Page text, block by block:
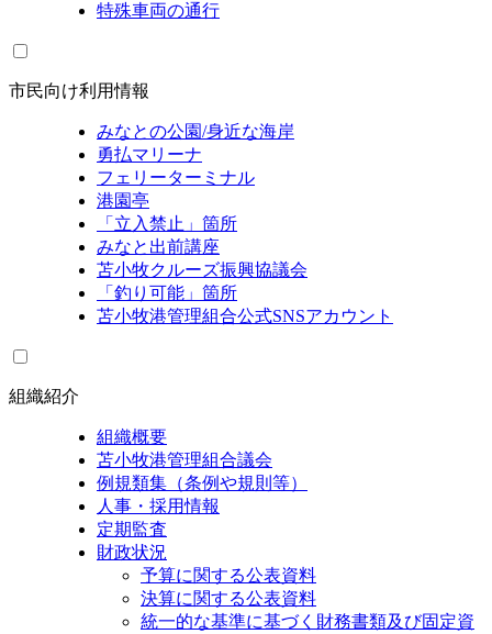
特殊車両の通行
市民向け利用情報
みなとの公園/身近な海岸
勇払マリーナ
フェリーターミナル
港園亭
「立入禁止」箇所
みなと出前講座
苫小牧クルーズ振興協議会
「釣り可能」箇所
苫小牧港管理組合公式SNSアカウント
組織紹介
組織概要
苫小牧港管理組合議会
例規類集（条例や規則等）
人事・採用情報
定期監査
財政状況
予算に関する公表資料
決算に関する公表資料
統一的な基準に基づく財務書類及び固定資